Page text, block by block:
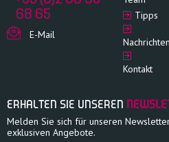
68 65
E-Mail
Tipps
Nachrichten
Kontakt
ERHALTEN SIE UNSEREN
Melden Sie sich für unseren
exklusiven Angebote.